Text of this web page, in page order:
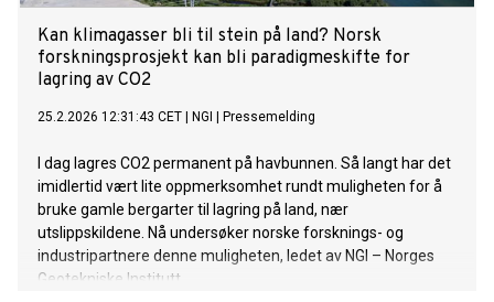
Kan klimagasser bli til stein på land? Norsk
forskningsprosjekt kan bli paradigmeskifte for
lagring av CO2
25.2.2026 12:31:43 CET NGI Pressemelding
I dag lagres CO2 permanent på havbunnen. Så langt har det
imidlertid vært lite oppmerksomhet rundt muligheten for å
bruke gamle bergarter til lagring på land, nær
utslippskildene. Nå undersøker norske forsknings- og
industripartnere denne muligheten, ledet av NGI – Norges
Geotekniske Institutt.